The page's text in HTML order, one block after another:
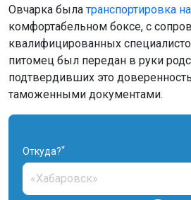
Овчарка была транспортировка
комфортабельном боксе, с
квалифицированных
питомец был передан в руки
подтвердивших это
таможенными документами.
Откуда?*